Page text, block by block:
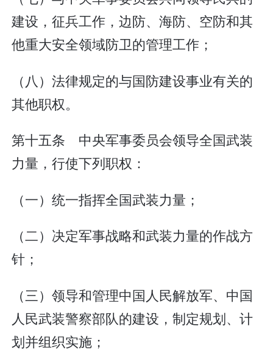
建设，征兵工作，边防、海防、空防和其
他重大安全领域防卫的管理工作；
（八）法律规定的与国防建设事业有关的
其他职权。
第十五条 中央军事委员会领导全国武装
力量，行使下列职权：
（一）统一指挥全国武装力量；
（二）决定军事战略和武装力量的作战方
针；
（三）领导和管理中国人民解放军、中国
人民武装警察部队的建设，制定规划、计
划并组织实施；